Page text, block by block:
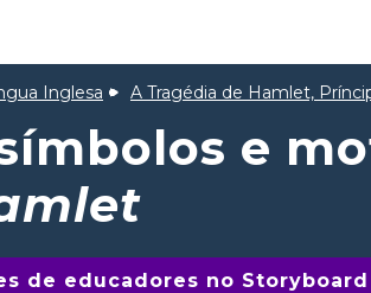
Inglesa A Tragédia de Hamlet,
e
de educadores no